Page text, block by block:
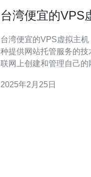
台湾便宜的VPS
台湾便宜的VPS虚拟主机，经济
种提供网站托管服务的
联网上创建和管理自己
其经济实惠而备受关注。 台湾作为一个地理位置优越、互
2025年2月25日